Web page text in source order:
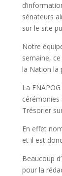
sénateurs
sur le site
Notre
semaine,
la Nation la
La
Trésorier
En effet
et il est
Beaucoup
pour la